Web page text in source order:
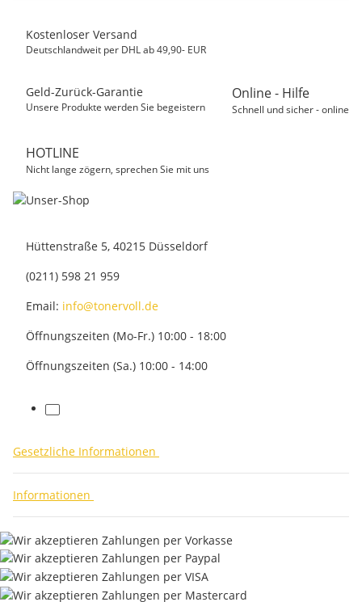
Kostenloser Versand
Deutschlandweit per DHL ab 49,90- EUR
Geld-Zurück-Garantie
Unsere Produkte werden Sie begeistern
Online - Hilfe
Schnell und sicher - online
HOTLINE
Nicht lange zögern, sprechen Sie mit uns
Hüttenstraße 5, 40215 Düsseldorf
(0211) 598 21 959
Email: info@tonervoll.de
Öffnungszeiten (Mo-Fr.) 10:00 - 18:00
Öffnungszeiten (Sa.) 10:00 - 14:00
facebook
Gesetzliche Informationen
Informationen